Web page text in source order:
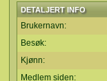
DETALJERT INFO
Brukernavn:
Besøk:
Kjønn:
Medlem siden: